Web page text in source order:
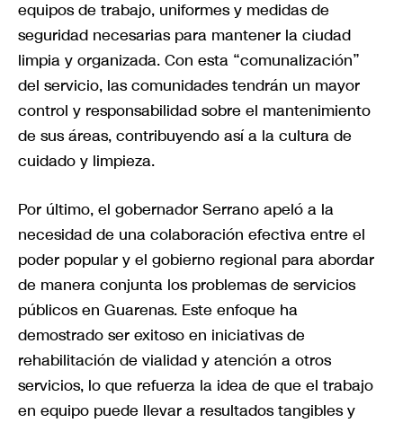
equipos de trabajo, uniformes y medidas de
seguridad necesarias para mantener la ciudad
limpia y organizada. Con esta “comunalización”
del servicio, las comunidades tendrán un mayor
control y responsabilidad sobre el mantenimiento
de sus áreas, contribuyendo así a la cultura de
cuidado y limpieza.
Por último, el gobernador Serrano apeló a la
necesidad de una colaboración efectiva entre el
poder popular y el gobierno regional para abordar
de manera conjunta los problemas de servicios
públicos en Guarenas. Este enfoque ha
demostrado ser exitoso en iniciativas de
rehabilitación de vialidad y atención a otros
servicios, lo que refuerza la idea de que el trabajo
en equipo puede llevar a resultados tangibles y